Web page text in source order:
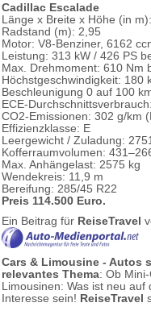
Cadillac Escalade
Länge x Breite x Höhe (in
Radstand (m): 2,95
Motor: V8-Benziner, 6162
Leistung: 313 kW / 426 PS
Max. Drehmoment: 610 Nm
Höchstgeschwindigkeit: 180
Beschleunigung 0 auf 100
ECE-
CO2-Emissionen: 302 g/km
Effizienzklasse: E
Leergewicht / Zuladung:
Kofferraumvolumen:
Max. Anhängelast: 2575 kg
Wendekreis: 11,9 m
Bereifung: 285/45 R22
Preis 114.500 Euro.
Ein Beitrag für ReiseTravel
Cars & Limousine - Autos
relevantes Thema: Ob
Limousinen: Was ist neu
Interesse sein! ReiseTravel